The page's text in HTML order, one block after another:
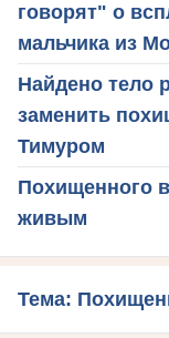
говорят" о
мальчика из
Найдено тело
заменить
Тимуром
Похищенного
живым
Тема: